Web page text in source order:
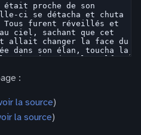
:
la source)
la source)